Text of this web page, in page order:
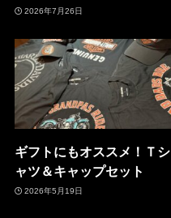
2026年7月26日
ギフトにもオススメ！Ｔシ
ャツ＆キャップセット
2026年5月19日